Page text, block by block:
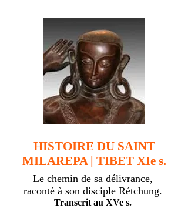
HISTOIRE DU SAINT
MILAREPA | TIBET XIe s.
Le chemin de sa délivrance,
raconté à son disciple Rétchung.
Transcrit au XVe s.